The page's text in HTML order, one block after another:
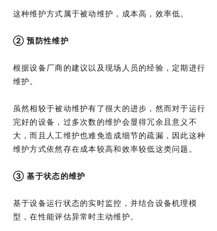
这种维护方式属于被动维护，成本高，效率低。
② 预防性维护
根据设备厂商的建议以及现场人员的经验，定期进行
维护。
虽然相较于被动维护有了很大的进步，然而对于运行
完好的设备，过多次数的维护会显得冗余且意义不
大，而且人工维护也难免造成细节的疏漏，因此这种
维护方式依然存在成本较高和效率较低这类问题。
③ 基于状态的维护
基于设备运行状态的实时监控，并结合设备机理模
型，在性能评估异常时主动维护。